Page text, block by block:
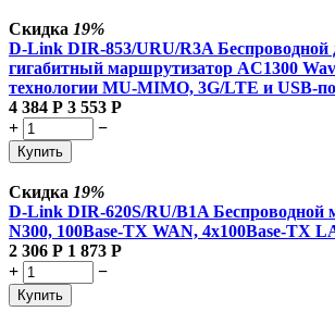
Скидка 19%
D-Link DIR-853/URU/R3A Беспроводной
гигабитный маршрутизатор AC1300
технологии MU-MIMO, 3G/LTE и USB-
4 384 Р 3 553 Р
+
−
Купить
Скидка 19%
D-Link DIR-620S/RU/B1A Беспроводной
N300, 100Base-TX WAN, 4x100Base-TX
2 306 Р 1 873 Р
+
−
Купить